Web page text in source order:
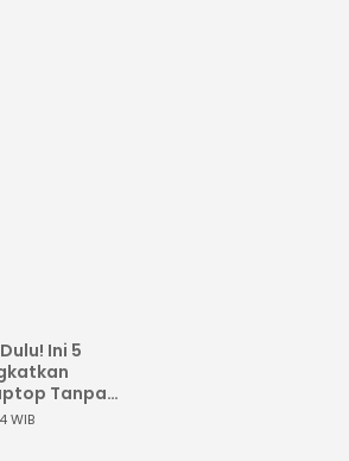
Ini 5
Tanpa
WIB